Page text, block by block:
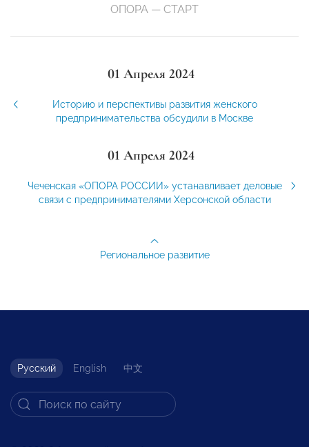
ОПОРА — СТАРТ
01 Апреля 2024
Историю и перспективы развития женского
предпринимательства обсудили в Москве
01 Апреля 2024
Чеченская «ОПОРА РОССИИ» устанавливает деловые
связи с предпринимателями Херсонской области
Региональное развитие
Русский English 中文